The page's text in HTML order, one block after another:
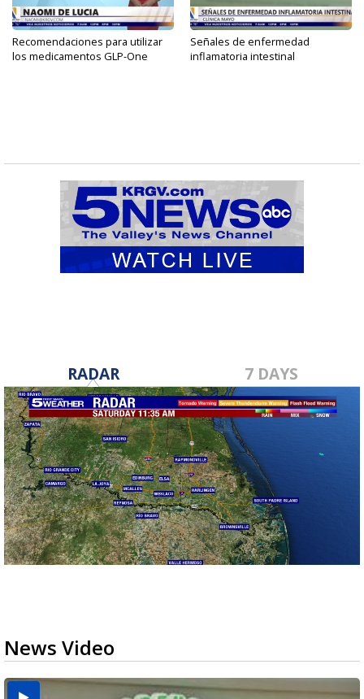
Recomendaciones para utilizar
los medicamentos GLP-One
Señales de enfermedad
inflamatoria intestinal
RADAR 7 DAYS
News Video